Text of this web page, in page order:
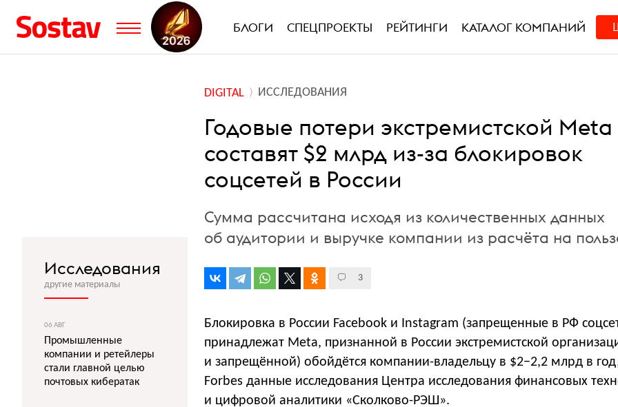
БЛОГИ СПЕЦПРОЕКТЫ РЕЙТИНГИ КАТАЛОГ КОМПАНИЙ
DIGITAL ИССЛЕДОВАНИЯ
Годовые потери экстремистской Meta
составят $2 млрд из-за блокировок
соцсетей в России
Сумма рассчитана исходя из количественных данных
об аудитории и выручке компании из расчёта на
3
Блокировка в России Facebook и Instagram (запрещенные в РФ
принадлежат Meta, признанной в России экстремистской
и запрещённой) обойдётся компании-владельцу в $2−2,2 млрд в
Forbes данные исследования Центра исследования финансовых
и цифровой аналитики «Сколково-РЭШ».
Исследования
другие материалы
06 АВГ
Промышленные
компании и ретейлеры
стали главной целью
почтовых кибератак